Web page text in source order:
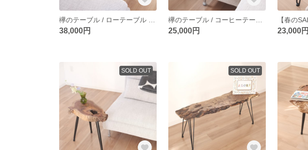
38,000円 25,000円 23,000円
SOLD OUT SOLD OUT